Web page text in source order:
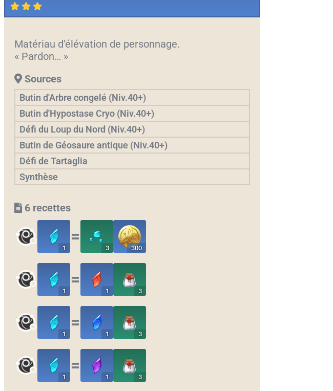
Matériau d’élévation de personnage.
« Pardon… »
Sources
Butin d'Arbre congelé (Niv.40+)
Butin d'Hypostase Cryo (Niv.40+)
Défi du Loup du Nord (Niv.40+)
Butin de Géosaure antique (Niv.40+)
Défi de Tartaglia
Synthèse
6 recettes
1
〓
3 300
1
〓
1 3
1
〓
1 3
1
〓
1 3